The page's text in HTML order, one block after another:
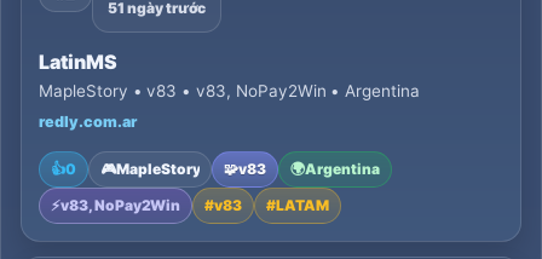
51 ngày trước
LatinMS
MapleStory • v83 • v83, NoPay2Win • Argentina
redly.com.ar
👍0 🎮MapleStory 🧩v83 🌍Argentina
⚡v83, NoPay2Win #v83 #LATAM